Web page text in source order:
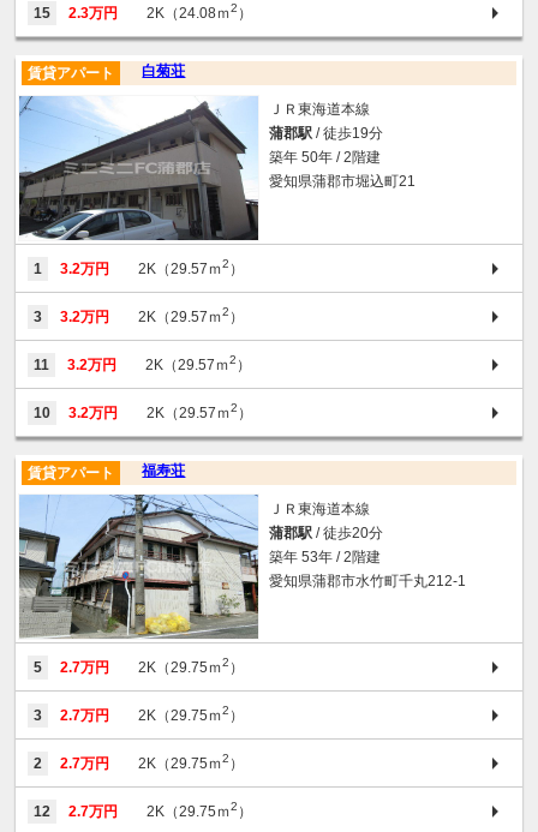
15 2.3万円 2K（24.08ｍ2 ）
白菊荘
賃貸アパート
ＪＲ東海道本線
蒲郡駅 / 徒歩19分
築年 50年 / 2階建
愛知県蒲郡市堀込町21
1 3.2万円 2K（29.57ｍ2 ）
3 3.2万円 2K（29.57ｍ2 ）
11 3.2万円 2K（29.57ｍ2 ）
10 3.2万円 2K（29.57ｍ2 ）
福寿荘
賃貸アパート
ＪＲ東海道本線
蒲郡駅 / 徒歩20分
築年 53年 / 2階建
愛知県蒲郡市水竹町千丸212-1
5 2.7万円 2K（29.75ｍ2 ）
3 2.7万円 2K（29.75ｍ2 ）
2 2.7万円 2K（29.75ｍ2 ）
12 2.7万円 2K（29.75ｍ2 ）